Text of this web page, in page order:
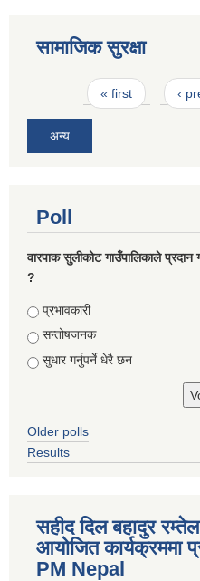
सामाजिक सुरक्षा
Pages« first ‹
अन्य
Poll
वारपाक सुलीकोट गाउँपालिकाले प्रदान
?
Choices
प्रभावकारी
सन्तोषजनक
सुधार गर्नुपर्ने धेरै छन
Older polls
Results
सहीद दिल बहादुर
आयोजित कार्यक्रममा
PM Nepal